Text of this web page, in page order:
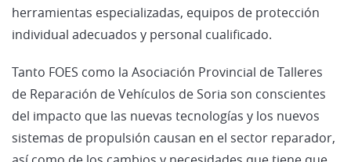
herramientas especializadas, equipos de protección
individual adecuados y personal cualificado.
Tanto FOES como la Asociación Provincial de Talleres
de Reparación de Vehículos de Soria son conscientes
del impacto que las nuevas tecnologías y los nuevos
sistemas de propulsión causan en el sector reparador,